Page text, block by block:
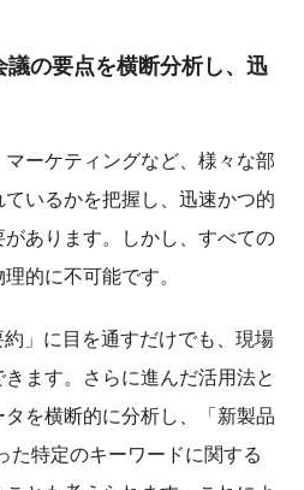
の要点を横断分析し、迅
ーケティングなど、様々な部
いるかを把握し、迅速かつ的
あります。しかし、すべての
的に不可能です。
」に目を通すだけでも、現場
ます。さらに進んだ活用法と
を横断的に分析し、「新製品
た特定のキーワードに関する